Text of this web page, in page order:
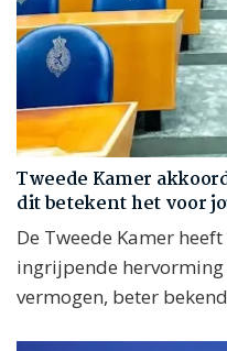
Tweede Kamer
dit betekent het voor
De Tweede Kamer
ingrijpende
vermogen, beter